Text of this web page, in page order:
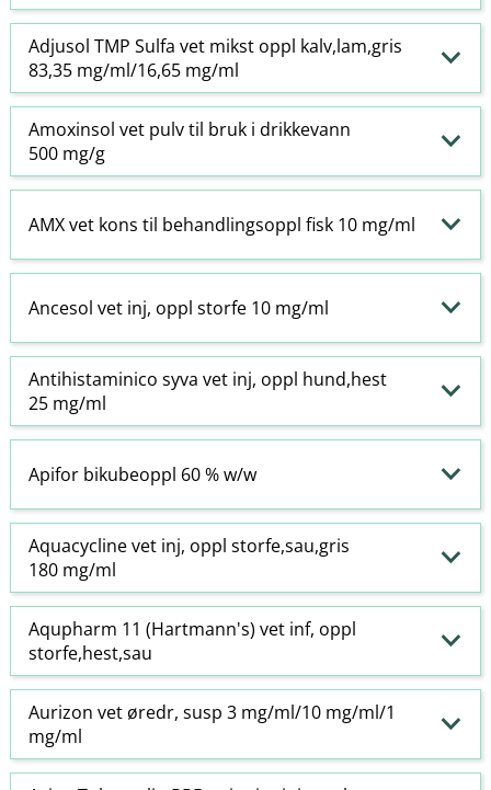
Adjusol TMP Sulfa vet mikst oppl kalv,lam,gris
83,35 mg/ml/16,65 mg/ml
Amoxinsol vet pulv til bruk i drikkevann
500 mg/g
AMX vet kons til behandlingsoppl fisk 10 mg/ml
Ancesol vet inj, oppl storfe 10 mg/ml
Antihistaminico syva vet inj, oppl hund,hest
25 mg/ml
Apifor bikubeoppl 60 % w​/​w
Aquacycline vet inj, oppl storfe,sau,gris
180 mg/ml
Aqupharm 11 (Hartmann's) vet inf, oppl
storfe,hest,sau
Aurizon vet øredr, susp 3 mg/ml/10 mg/ml/1
mg/ml